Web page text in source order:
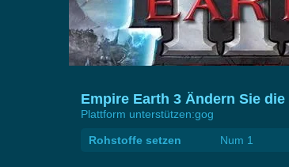
Empire Earth 3 Ändern Sie
Plattform unterstützen:gog
Rohstoffe setzen Num 1